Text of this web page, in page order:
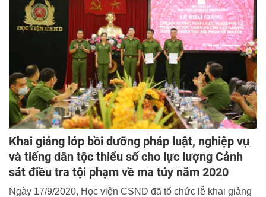
Khai giảng lớp bồi dưỡng pháp luật, nghiệp vụ
và tiếng dân tộc thiểu số cho lực lượng Cảnh
sát điều tra tội phạm về ma túy năm 2020
Ngày 17/9/2020, Học viện CSND đã tổ chức lễ khai giảng